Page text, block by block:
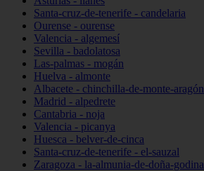
Santa-cruz-de-tenerife - candelaria
Ourense - ourense
Valencia - algemesí
Sevilla - badolatosa
Las-palmas - mogán
Huelva - almonte
Albacete - chinchilla-de-monte-aragón
Madrid - alpedrete
Cantabria - noja
Valencia - picanya
Huesca - belver-de-cinca
Santa-cruz-de-tenerife - el-sauzal
Zaragoza - la-almunia-de-doña-godina